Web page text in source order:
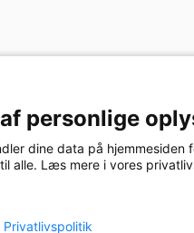
personlige
dine data på
alle. Læs mere i vores
Privatlivspolitik